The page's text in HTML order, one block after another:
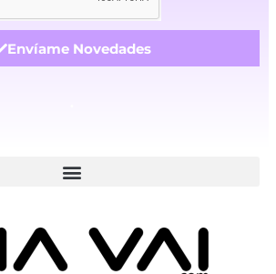
Envíame Novedades